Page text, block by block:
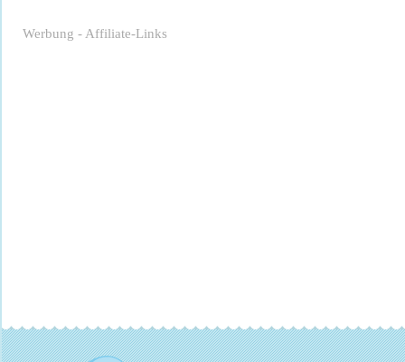
Werbung - Affiliate-Links